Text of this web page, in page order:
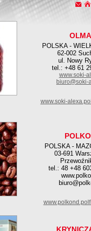
POLSKA -
62-002
ul. Nowy
tel.: +48 61
www.soki-
biuro@soki-
www.soki-
POLSKA -
03-691
tel.: 48 +48